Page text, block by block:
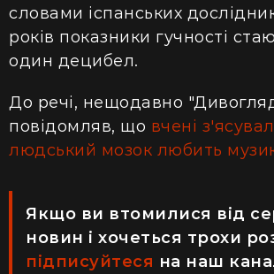
словами іспанських
років показники гучності
один децибел.
До речі, нещодавно
повідомляв, що вчені
людський мозок любить
Якщо ви втомилися від
новин і хочеться трохи
підписуйтеся на наш